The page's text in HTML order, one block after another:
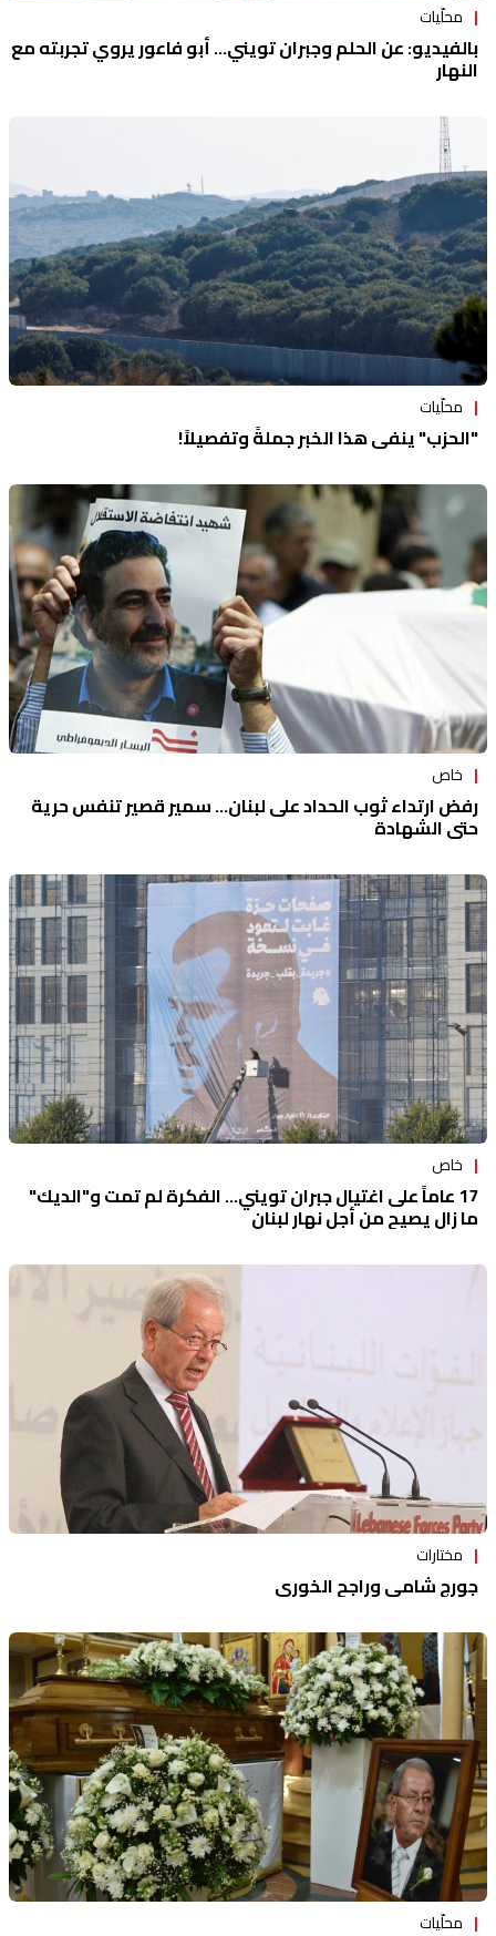
محلّيات
بالفيديو: عن الحلم وجبران تويني... أبو فاعور يروي تجربته مع
النهار
محلّيات
"الحزب" ينفي هذا الخبر جملةً وتفصيلاً!
خاص
رفض ارتداء ثوب الحداد على لبنان... سمير قصير تنفس حرية
حتى الشهادة
خاص
17 عاماً على اغتيال جبران تويني... الفكرة لم تمت و"الديك"
ما زال يصيح من أجل نهار لبنان
مختارات
جورج شامي وراجح الخوري
محلّيات